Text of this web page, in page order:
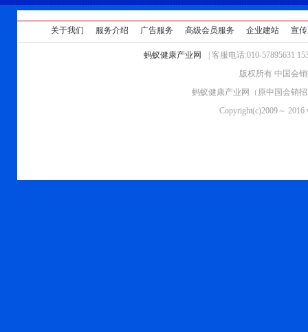
关于我们 服务介绍 广告服务 高级会员服务 企业建站 宣
蚂蚁健康产业网
| 客服电话:010-57895631
版权所有 中国会
蚂蚁健康产业网（原中国会销
Copyright(c)2009～